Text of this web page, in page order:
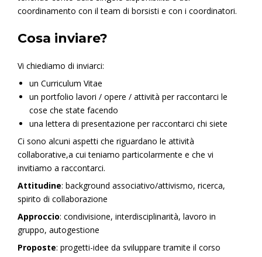
coordinamento con il team di borsisti e con i coordinatori.
Cosa inviare?
Vi chiediamo di inviarci:
un Curriculum Vitae
un portfolio lavori / opere / attività per raccontarci le
cose che state facendo
una lettera di presentazione per raccontarci chi siete
Ci sono alcuni aspetti che riguardano le attività
collaborative,a cui teniamo particolarmente e che vi
invitiamo a raccontarci.
Attitudine: background associativo/attivismo, ricerca,
spirito di collaborazione
Approccio: condivisione, interdisciplinarità, lavoro in
gruppo, autogestione
Proposte: progetti-idee da sviluppare tramite il corso